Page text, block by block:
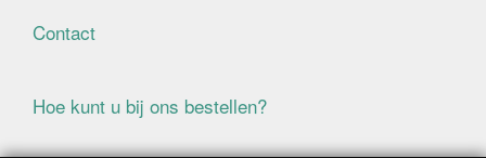
Contact
Hoe kunt u bij ons bestellen?